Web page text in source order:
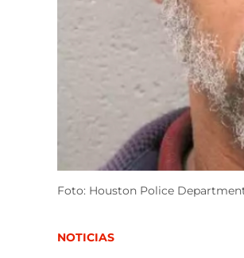
Foto: Houston Police
POSTED
NOTICIAS